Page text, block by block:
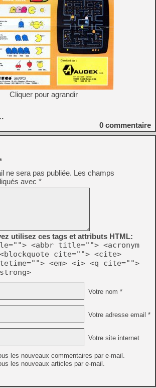
Cliquer pour agrandir
0 commentaire
ne sera pas publiée. Les champs
avec *
utilisez ces tags et attributs HTML:
<abbr title=""> <acronym
cite=""> <cite>
<em> <i> <q cite="">
Votre nom *
Votre adresse email *
Votre site internet
les nouveaux commentaires par e-mail.
les nouveaux articles par e-mail.